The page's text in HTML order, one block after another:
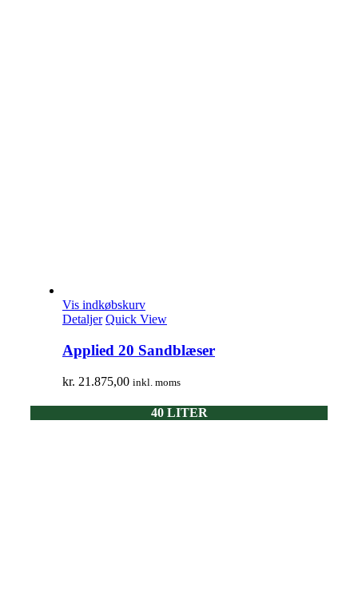
Vis indkøbskurv
Detaljer Quick View
Applied 20 Sandblæser
kr. 21.875,00 inkl. moms
40 LITER